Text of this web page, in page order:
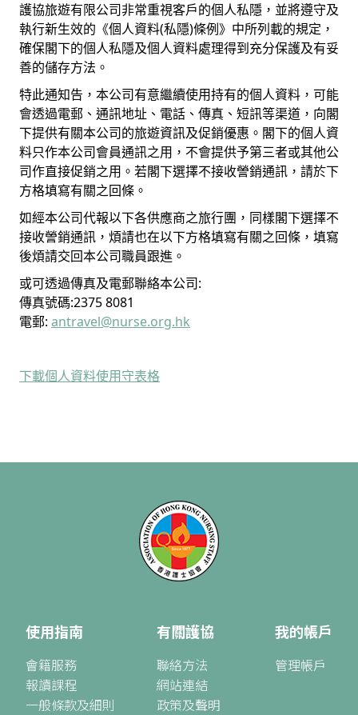
護協旅遊有限公司非常重視客戶的個人私隱，並將遵守及
執行新生效的《個人資料(私隱)條例》中所列載的規定，
確保閣下的個人私隱及個人資料處理得到充分保護及有妥
善的儲存方法。
特此通知告，本公司有意繼續使用持有的個人資料，可能
會透過電郵、通訊地址、電話、傳真、短訊等渠道，向閣
下提供有關本公司的旅遊資訊及促銷優惠。閣下的個人資
料只作本公司會員通訊之用，不會提供予第三者或其他公
司作直接促銷之用。若閣下選擇不接收謍銷通訊，請於下
方格填寫有關之回條。
如經本公司代報以下各供應商之旅行團，同樣閣下選擇不
接收謍銷通訊，煩請也在以下方格填寫有關之回條，填寫
後煩請交回本公司職員跟進。
或可透過傳真及電郵聯絡本公司:
傳真號碼:2375 8081
電郵: antravel@nurse.org.hk
下載個人資料使用守表格
使用指南
會籍服務
報讀課程
一般條款及細則
有關護協
聯絡方法
網站連結
政策及聲明
我的帳戶
管理帳戶